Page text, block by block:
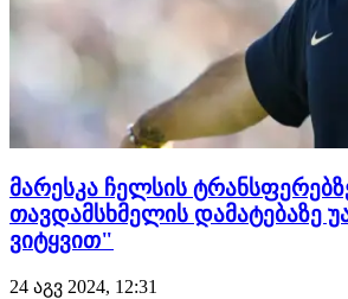
მარესკა ჩელსის
თავდამსხმელის დამატებაზე
ვიტყვით"
24 აგვ 2024, 12:31